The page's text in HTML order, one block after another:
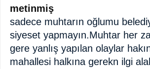
metinmiş
sadece muhtarın oğlumu
siyeset yapmayın.Muhtar her
gere yanlış yapılan olaylar
mahallesi halkına gerekn ilgi